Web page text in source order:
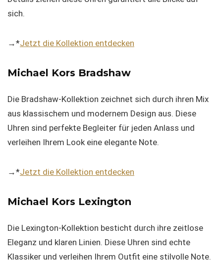
sich.
→*Jetzt die Kollektion entdecken
Michael Kors Bradshaw
Die Bradshaw-Kollektion zeichnet sich durch ihren Mix
aus klassischem und modernem Design aus. Diese
Uhren sind perfekte Begleiter für jeden Anlass und
verleihen Ihrem Look eine elegante Note.
→*Jetzt die Kollektion entdecken
Michael Kors Lexington
Die Lexington-Kollektion besticht durch ihre zeitlose
Eleganz und klaren Linien. Diese Uhren sind echte
Klassiker und verleihen Ihrem Outfit eine stilvolle Note.